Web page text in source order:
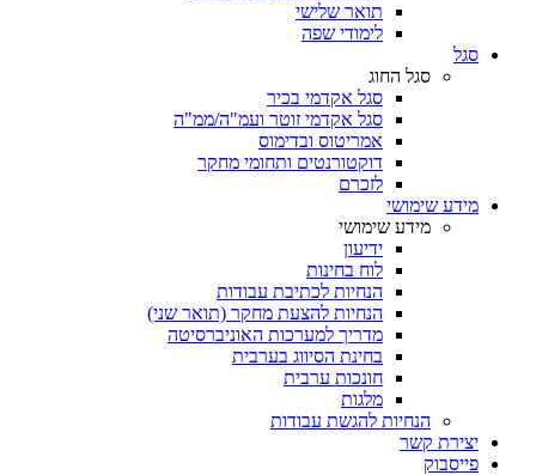
תואר שלישי
לימודי שפה
סגל
סגל החוג
סגל אקדמי בכיר
סגל אקדמי זוטר ועמ"ה/ממ"ה
אמריטוס ובדימוס
דוקטורנטים ותחומי מחקר
לזכרם
מידע שימושי
מידע שימושי
ידיעון
לוח בחינות
הנחיות לכתיבת עבודות
הנחיות להצעת מחקר (תואר שני)
מדריך למערכות האוניברסיטה
בחינת הסיווג בערבית
חונכות ערבית
מלגות
הנחיות להגשת עבודות
יצירת קשר
פייסבוק